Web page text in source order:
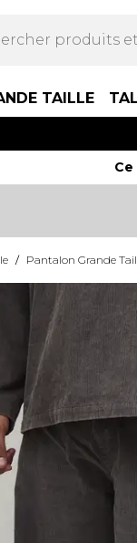
TAILLE
/ Pantalon Grande